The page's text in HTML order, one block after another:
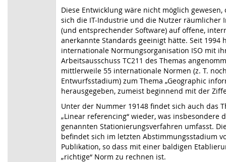
Diese Entwicklung wäre nicht möglich gewesen,
sich die IT-Industrie und die Nutzer räumlicher
(und entsprechender Software) auf offene,
anerkannte Standards geeinigt hätte. Seit 1994
internationale Normungsorganisation ISO mit
Arbeitsausschuss TC211 des Themas
mittlerweile 55 internationale Normen (z. T.
Entwurfsstadium) zum Thema „Geographic
herausgegeben, zumeist beginnend mit der
Unter der Nummer 19148 findet sich auch das
„Linear referencing“ wieder, was insbesondere
genannten Stationierungsverfahren umfasst.
befindet sich im letzten Abstimmungsstadium
Publikation, so dass mit einer baldigen
„richtige“ Norm zu rechnen ist.